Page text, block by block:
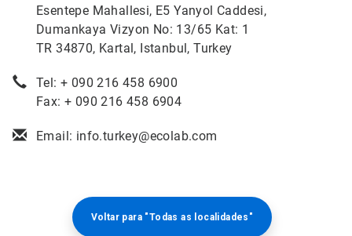
Esentepe Mahallesi, E5 Yanyol Caddesi,
Dumankaya Vizyon No: 13/65 Kat: 1
TR 34870, Kartal, Istanbul, Turkey
Tel: + 090 216 458 6900
Fax: + 090 216 458 6904
Email: info.turkey@ecolab.com
Voltar para "Todas as localidades"